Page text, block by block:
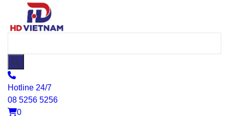
Hotline 24/7
08 5256 5256
0